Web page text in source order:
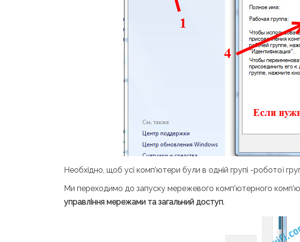
Необхідно, щоб усі комп’ютери були в одній групі -роботої
Ми переходимо до запуску мережевого комп'ютерного
управління мережами та загальний доступ.